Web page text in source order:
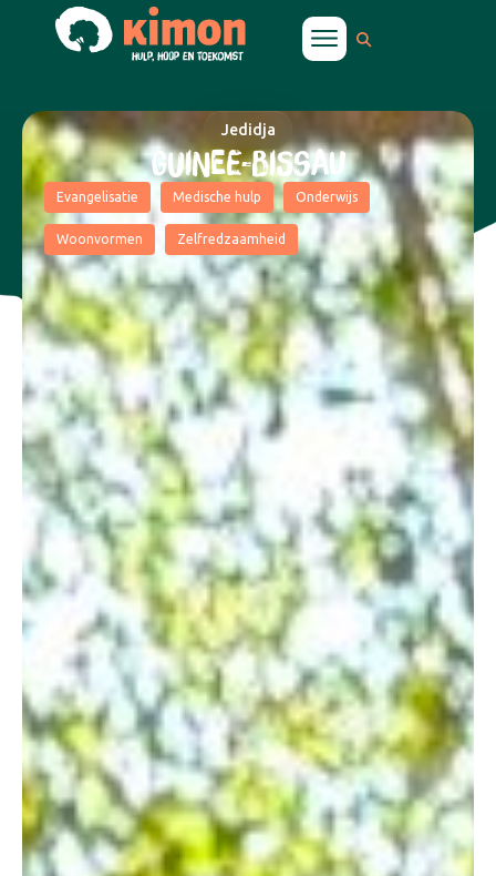
Jedidja
GUINEE-BISSAU
Evangelisatie Medische hulp Onderwijs
Woonvormen Zelfredzaamheid